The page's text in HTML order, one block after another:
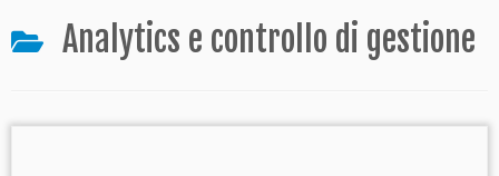
Analytics e controllo di gestione